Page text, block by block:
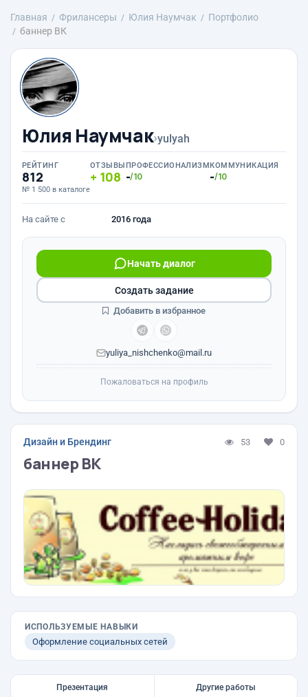
Главная Фрилансеры Юлия Наумчак
Портфолио
баннер ВК
Юлия Наумчак›yulyah
РЕЙТИНГ
812
№ 1 500 в каталоге
ОТЗЫВЫ
108
ПРОФЕССИОНАЛИЗМ
-/10
КОММУНИКАЦИЯ
-/10
На сайте с 2016 года
Начать диалог
yuliya_nishchenko@mail.ru
Создать задание
Добавить в избранное
Пожаловаться на профиль
Дизайн и Брендинг 53 0
баннер ВК
ИСПОЛЬЗУЕМЫЕ НАВЫКИ
Оформление социальных сетей
Презентация Другие работы